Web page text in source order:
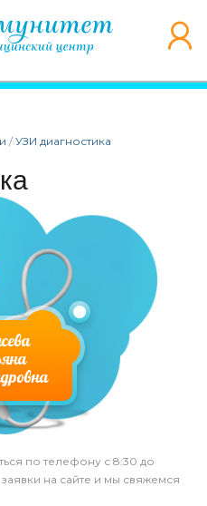
/ УЗИ диагностика
по телефону с 8:30 до
на сайте и мы свяжемся